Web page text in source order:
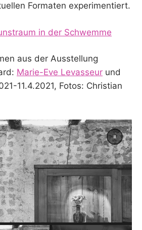
Formaten experimentiert.
in der Schwemme
aus der Ausstellung
Marie-Eve Levasseur und
11.4.2021, Fotos: Christian